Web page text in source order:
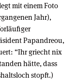
mit einem Foto
Jahr),
Papandreou,
“Ihr griecht nix
hätte, dass
stopft.)